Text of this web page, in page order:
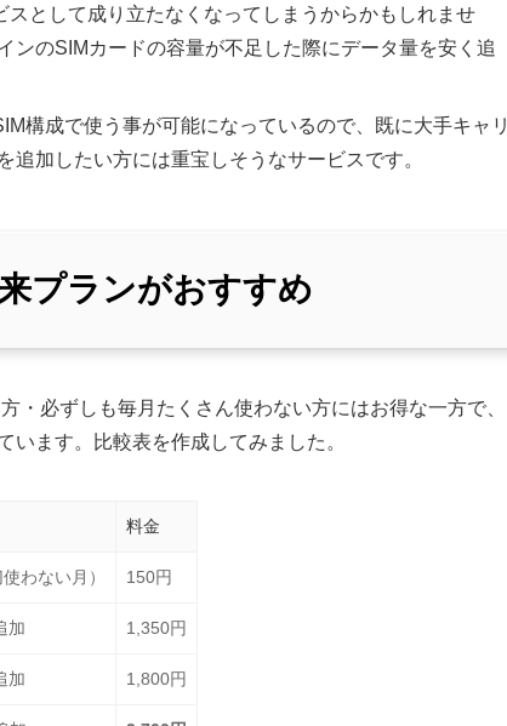
として成り立たなくなってしまうからかもしれませ
ンのSIMカードの容量が不足した際にデータ量を安く追
構成で使う事が可能になっているので、既に大手キャリ
加したい方には重宝しそうなサービスです。
プランがおすすめ
・必ずしも毎月たくさん使わない方にはお得な一方で、
ます。比較表を作成してみました。
料金
わない月） 150円
加 1,350円
加 1,800円